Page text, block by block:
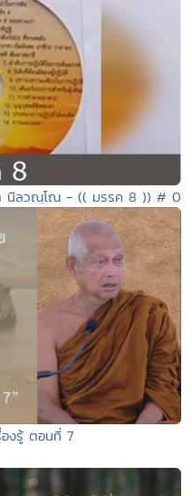
นีลวณฺโณ - (( มรรค 8 )) # 0
องรู้ ตอนที่ 7